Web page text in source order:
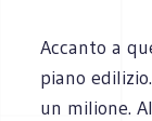
Accanto a
piano
un milione.